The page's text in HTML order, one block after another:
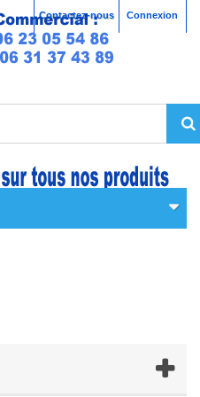
Connexion
Contactez-nous